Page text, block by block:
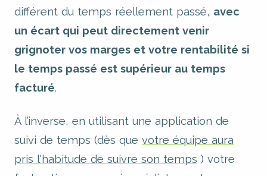
différent du temps réellement passé, avec
un écart qui peut directement venir
grignoter vos marges et votre rentabilité si
le temps passé est supérieur au temps
facturé.
À l’inverse, en utilisant une application de
suivi de temps (dès que votre équipe aura
pris l'habitude de suivre son temps ) votre